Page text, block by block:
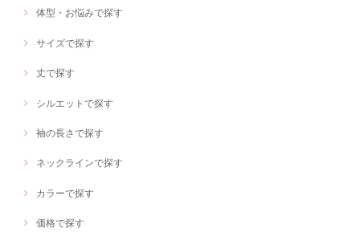
体型・お悩みで探す
サイズで探す
丈で探す
シルエットで探す
袖の長さで探す
ネックラインで探す
カラーで探す
価格で探す